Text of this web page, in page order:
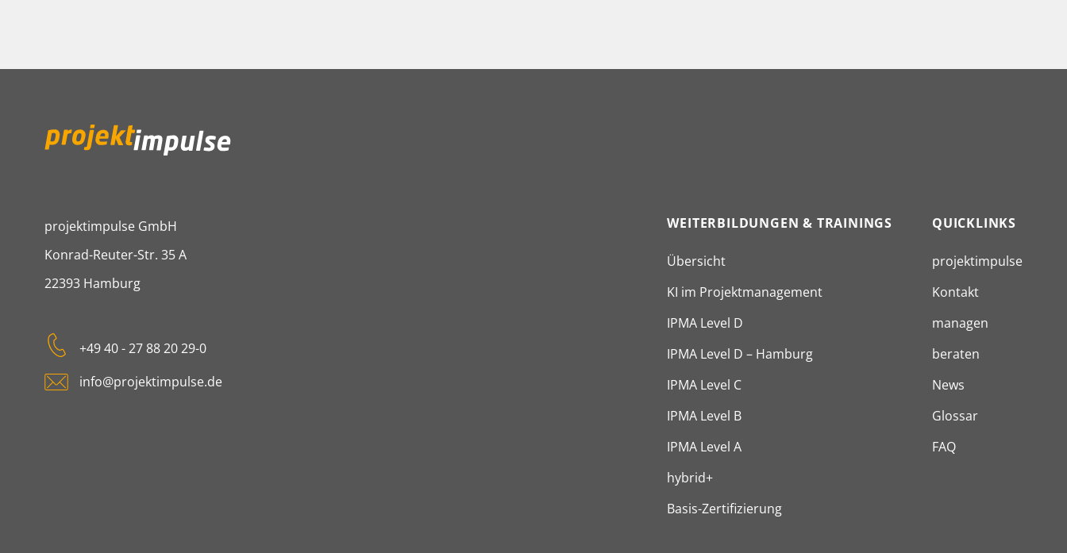
projektimpulse GmbH
Konrad-Reuter-Str. 35 A
22393 Hamburg
Tel:
+49 40 - 27 88 20 29-0
E-mail:info@projektimpulse.de
Übersicht
KI im Projektmanagement
IPMA Level D
IPMA Level D – Hamburg
IPMA Level C
IPMA Level B
IPMA Level A
hybrid+
Basis-Zertifizierung
projektimpulse
Kontakt
managen
beraten
News
Glossar
FAQ